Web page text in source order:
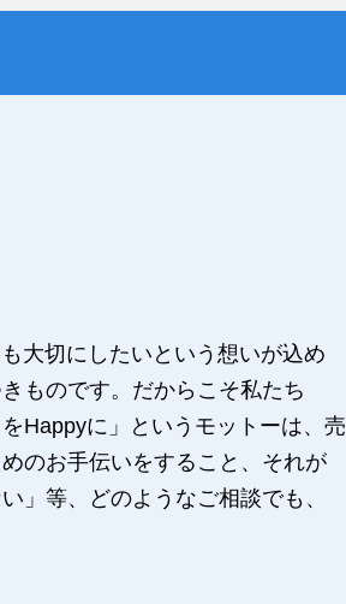
大切にしたいという想いが込め
ものです。だからこそ私たち
Happyに」というモットーは、売
のお手伝いをすること、それが
」等、どのようなご相談でも、